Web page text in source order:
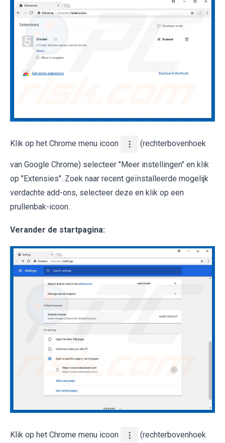
Klik op het Chrome menu icoon (rechterbovenhoek
van Google Chrome) selecteer "Meer instellingen" en klik
op "Extensies". Zoek naar recent geïnstalleerde mogelijk
verdachte add-ons, selecteer deze en klik op een
prullenbak-icoon.
Verander de startpagina:
Klik op het Chrome menu icoon (rechterbovenhoek